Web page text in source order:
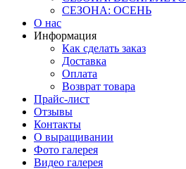
СЕЗОНА: ОСЕНЬ
О нас
Информация
Как сделать заказ
Доставка
Оплата
Возврат товара
Прайс-лист
Отзывы
Контакты
О выращивании
Фото галерея
Видео галерея